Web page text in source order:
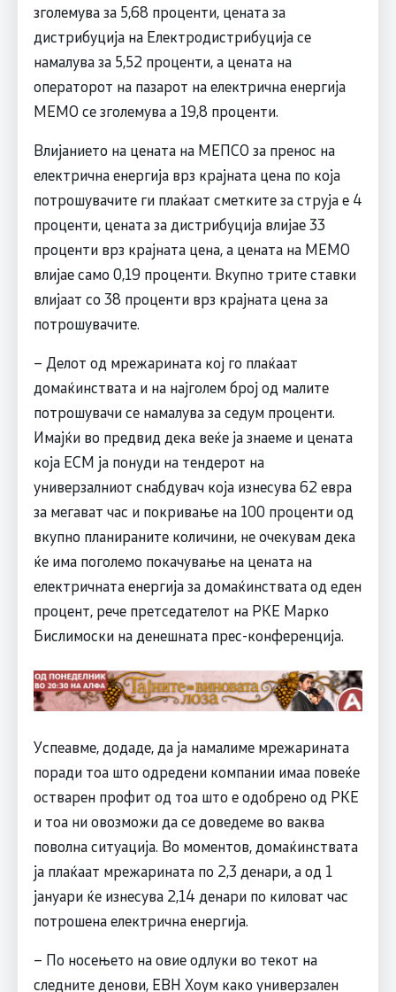
зголемува за 5,68 проценти, цената за
дистрибуција на Електродистрибуција се
намалува за 5,52 проценти, а цената на
операторот на пазарот на електрична енергија
МЕМО се зголемува а 19,8 проценти.
Влијанието на цената на МЕПСО за пренос на
електрична енергија врз крајната цена по која
потрошувачите ги плаќаат сметките за струја е 4
проценти, цената за дистрибуција влијае 33
проценти врз крајната цена, а цената на МЕМО
влијае само 0,19 проценти. Вкупно трите ставки
влијаат со 38 проценти врз крајната цена за
потрошувачите.
– Делот од мрежарината кој го плаќаат
домаќинствата и на најголем број од малите
потрошувачи се намалува за седум проценти.
Имајќи во предвид дека веќе ја знаеме и цената
која ЕСМ ја понуди на тендерот на
универзалниот снабдувач која изнесува 62 евра
за мегават час и покривање на 100 проценти од
вкупно планираните количини, не очекувам дека
ќе има поголемо покачување на цената на
електричната енергија за домаќинствата од еден
процент, рече претседателот на РКЕ Марко
Бислимоски на денешната прес-конференција.
Успеавме, додаде, да ја намалиме мрежарината
поради тоа што одредени компании имаа повеќе
остварен профит од тоа што е одобрено од РКЕ
и тоа ни овозможи да се доведеме во ваква
поволна ситуација. Во моментов, домаќинствата
ја плаќаат мрежарината по 2,3 денари, а од 1
јануари ќе изнесува 2,14 денари по киловат час
потрошена електрична енергија.
– По носењето на овие одлуки во текот на
следните денови, ЕВН Хоум како универзален